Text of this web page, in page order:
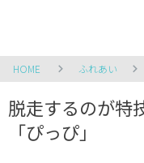
HOME ふれあい
脱走するのが
「ぴっぴ」